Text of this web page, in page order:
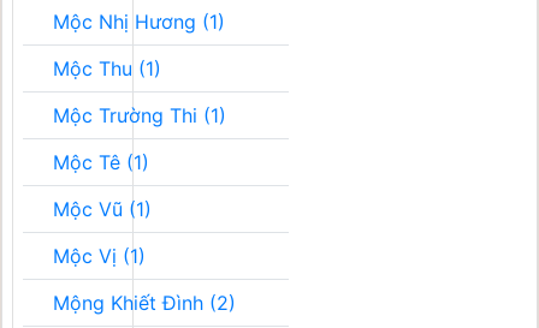
Mộc Nhị Hương (1)
Mộc Thu (1)
Mộc Trường Thi (1)
Mộc Tê (1)
Mộc Vũ (1)
Mộc Vị (1)
Mộng Khiết Đình (2)